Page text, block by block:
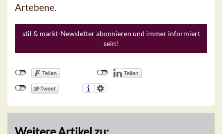
Artebene.
stil & markt-Newsletter abonnieren und immer informiert
sein!